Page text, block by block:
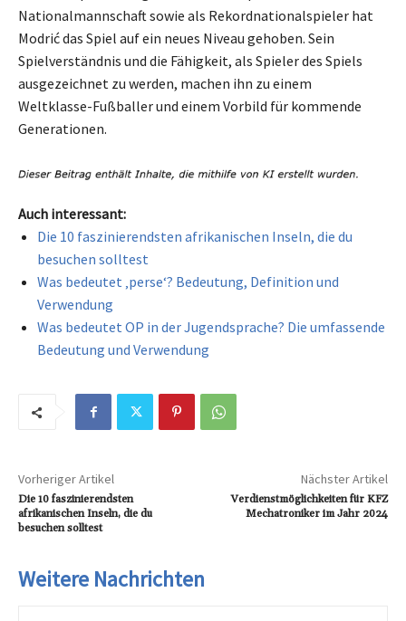
Nationalmannschaft sowie als Rekordnationalspieler hat
Modrić das Spiel auf ein neues Niveau gehoben. Sein
Spielverständnis und die Fähigkeit, als Spieler des Spiels
ausgezeichnet zu werden, machen ihn zu einem
Weltklasse-Fußballer und einem Vorbild für kommende
Generationen.
Auch interessant:
Die 10 faszinierendsten afrikanischen Inseln, die du
besuchen solltest
Was bedeutet ‚perse‘? Bedeutung, Definition und
Verwendung
Was bedeutet OP in der Jugendsprache? Die umfassende
Bedeutung und Verwendung
Vorheriger Artikel
Die 10 faszinierendsten
afrikanischen Inseln, die du
besuchen solltest
Nächster Artikel
Verdienstmöglichkeiten für KFZ
Mechatroniker im Jahr 2024
Weitere Nachrichten